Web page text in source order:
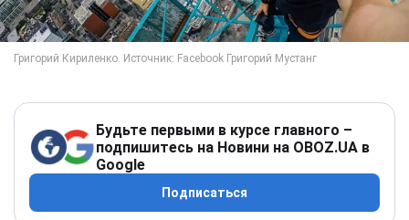
Будьте первыми в курсе главного –
подпишитесь на Новини на OBOZ.UA в
Google
Подписаться